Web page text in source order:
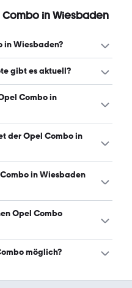
Combo in Wiesbaden
in Wiesbaden?
in Wiesbaden liegt
gibt es aktuell?
bei mobile.de, davon
(Stand: 8.8.2026)
Combo in
Leistungen zwischen
der Opel Combo in
mit manuellem und
(Stand: 8.8.2026)
in Wiesbaden
gibt es in folgenden
silber und gelb. Die
Opel Combo
an mobile.de-
möglich?